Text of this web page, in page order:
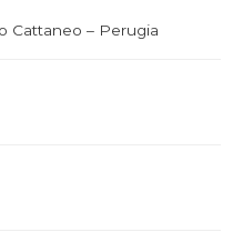
Cattaneo – Perugia